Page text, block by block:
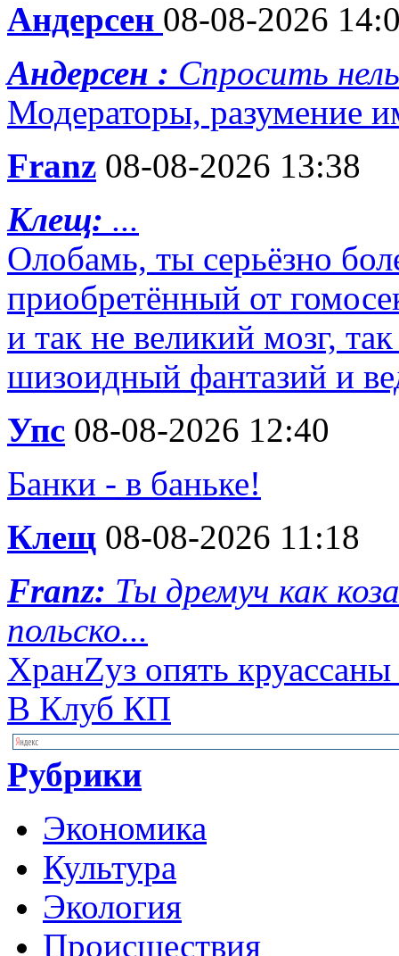
Андерсен 08-08-2026
Андерсен : Спросить
Модераторы, разумение
Franz 08-08-2026 13:38
Клещ: ...
Олобамь, ты серьёзно
приобретённый от
и так не великий мозг,
шизоидный фантазий и
Упс 08-08-2026 12:40
Банки - в баньке!
Клещ 08-08-2026 11:18
Franz: Ты дремуч как
польско...
ХранZуз опять
В Клуб КП
Рубрики
Экономика
Культура
Экология
Происшествия